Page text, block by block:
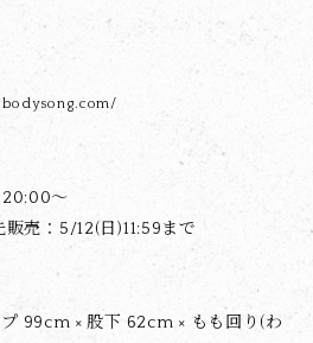
～
売：5/12(日)11:59まで
99cm × 股下 62cm × もも回り(わ